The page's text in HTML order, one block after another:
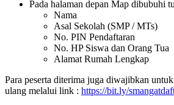
Pada halaman depan Map dibubuhi
Nama
Asal Sekolah (SMP / MTs)
No. PIN Pendaftaran
No. HP Siswa dan Orang Tua
Alamat Rumah Lengkap
Para peserta diterima juga diwajibkan
ulang melalui link : https://bit.ly/